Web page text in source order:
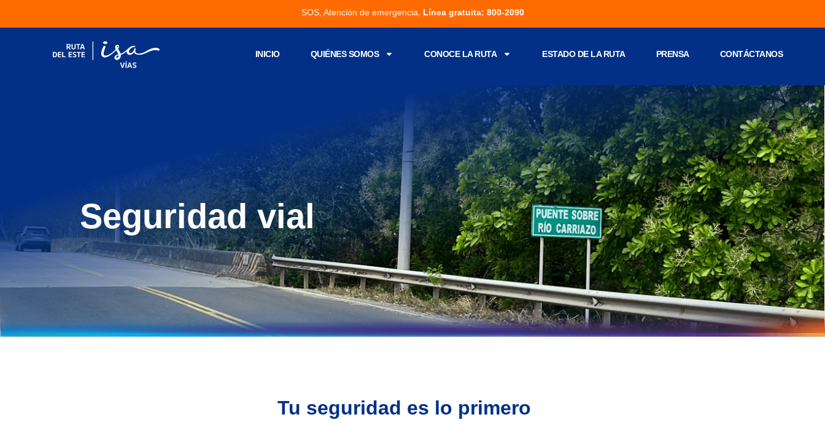
SOS, Atención de emergencia, Línea gratuita: 800-2090
INICIO QUIÉNES SOMOS CONOCE LA RUTA ESTADO DE LA RUTA PRENSA CONTÁCTANOS
Seguridad vial
Tu seguridad es lo primero